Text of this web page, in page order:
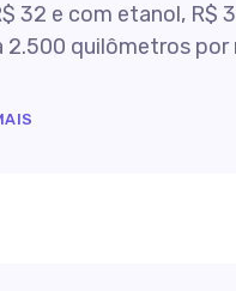
32 e com etanol, R$
2.500 quilômetros por